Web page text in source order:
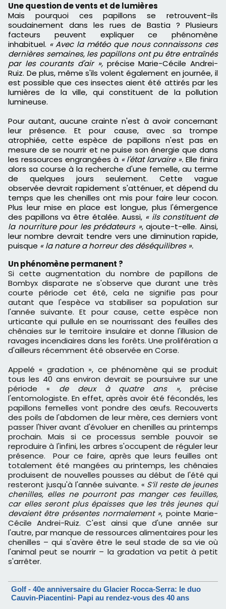
Une question de vents et de lumières
Mais pourquoi ces papillons se retrouvent-ils
soudainement dans les rues de Bastia ? Plusieurs
facteurs peuvent expliquer ce phénomène
inhabituel. « Avec la météo que nous connaissons ces
dernières semaines, les papillons ont pu être entraînés
par les courants d'air », précise Marie-Cécile Andrei-
Ruiz. De plus, même s'ils volent également en journée, il
est possible que ces insectes aient été attirés par les
lumières de la ville, qui constituent de la pollution
lumineuse.
Pour autant, aucune crainte n'est à avoir concernant
leur présence. Et pour cause, avec sa trompe
atrophiée, cette espèce de papillons n'est pas en
mesure de se nourrir et ne puise son énergie que dans
les ressources engrangées à « l'état larvaire ». Elle finira
alors sa course à la recherche d'une femelle, au terme
de quelques jours seulement. Cette vague
observée devrait rapidement s'atténuer, et dépend du
temps que les chenilles ont mis pour faire leur cocon.
Plus leur mise en place est longue, plus l'émergence
des papillons va être étalée. Aussi, « ils constituent de
la nourriture pour les prédateurs », ajoute-t-elle. Ainsi,
leur nombre devrait tendre vers une diminution rapide,
puisque « la nature a horreur des déséquilibres ».
Un phénomène permanent ?
Si cette augmentation du nombre de papillons de
Bombyx disparate ne s'observe que durant une très
courte période cet été, cela ne signifie pas pour
autant que l'espèce va stabiliser sa population sur
l'année suivante. Et pour cause, cette espèce non
urticante qui pullule en se nourrissant des feuilles des
chênaies sur le territoire insulaire et donne l'illusion de
ravages incendiaires dans les forêts. Une prolifération a
d'ailleurs récemment été observée en Corse.
Appelé « gradation », ce phénomène qui se produit
tous les 40 ans environ devrait se poursuivre sur une
période « de deux à quatre ans », précise
l'entomologiste. En effet, après avoir été fécondés, les
papillons femelles vont pondre des œufs. Recouverts
des poils de l'abdomen de leur mère, ces derniers vont
passer l'hiver avant d'évoluer en chenilles au printemps
prochain. Mais si ce processus semble pouvoir se
reproduire à l'infini, les arbres s'occupent de réguler leur
présence. Pour ce faire, après que leurs feuilles ont
totalement été mangées au printemps, les chênaies
produisent de nouvelles pousses au début de l'été qui
resteront jusqu'à l'année suivante. « S’il reste de jeunes
chenilles, elles ne pourront pas manger ces feuilles,
car elles seront plus épaisses que les très jeunes qui
devaient être présentes normalement », pointe Marie-
Cécile Andrei-Ruiz. C'est ainsi que d'une année sur
l'autre, par manque de ressources alimentaires pour les
chenilles – qui s'avère être le seul stade de sa vie où
l'animal peut se nourrir – la gradation va petit à petit
s'arrêter.
Golf - 40e anniversaire du Glacier Rocca-Serra: le duo
Cauvin-Piacentini- Papi au rendez-vous des 40 ans